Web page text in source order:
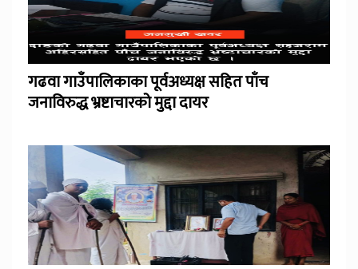
गढवा गाउँपालिकाका पूर्वअध्यक्ष सहित पाँच
जनाविरुद्ध भ्रष्टाचारको मुद्दा दायर